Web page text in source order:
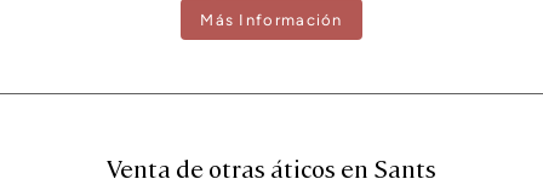
conforme a la normativa vigente. Los honorarios de intermediación
inmobiliaria serán asumidos por la parte vendedora, según el encargo
Más Información
Venta de otras áticos en Sants